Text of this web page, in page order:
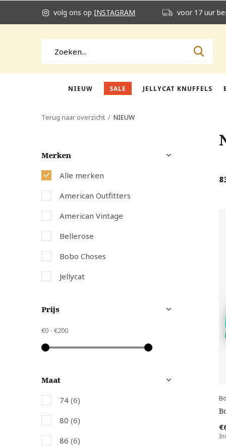
NIEUW SALE JELLYCAT KNUFFELS
volg ons op INSTAGRAM voor 17 uur
Terug naar overzicht NIEUW
Merken
Alle merken
American Outfitters
American Vintage
Bellerose
Bobo Choses
Jellycat
Prijs
€0 - €200
Maat
74 (6)
80 (6)
86 (6)